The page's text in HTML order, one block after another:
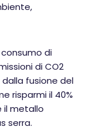
di
di CO2
fusione del
risparmi il 40%
il metallo
serra.